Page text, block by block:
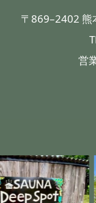
〒869–2402
営